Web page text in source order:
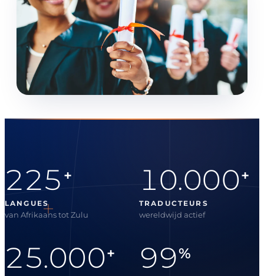
225 +
LANGUES
van Afrikaans tot Zulu
10.000+
TRADUCTEURS
wereldwijd actief
25.000+ 99%